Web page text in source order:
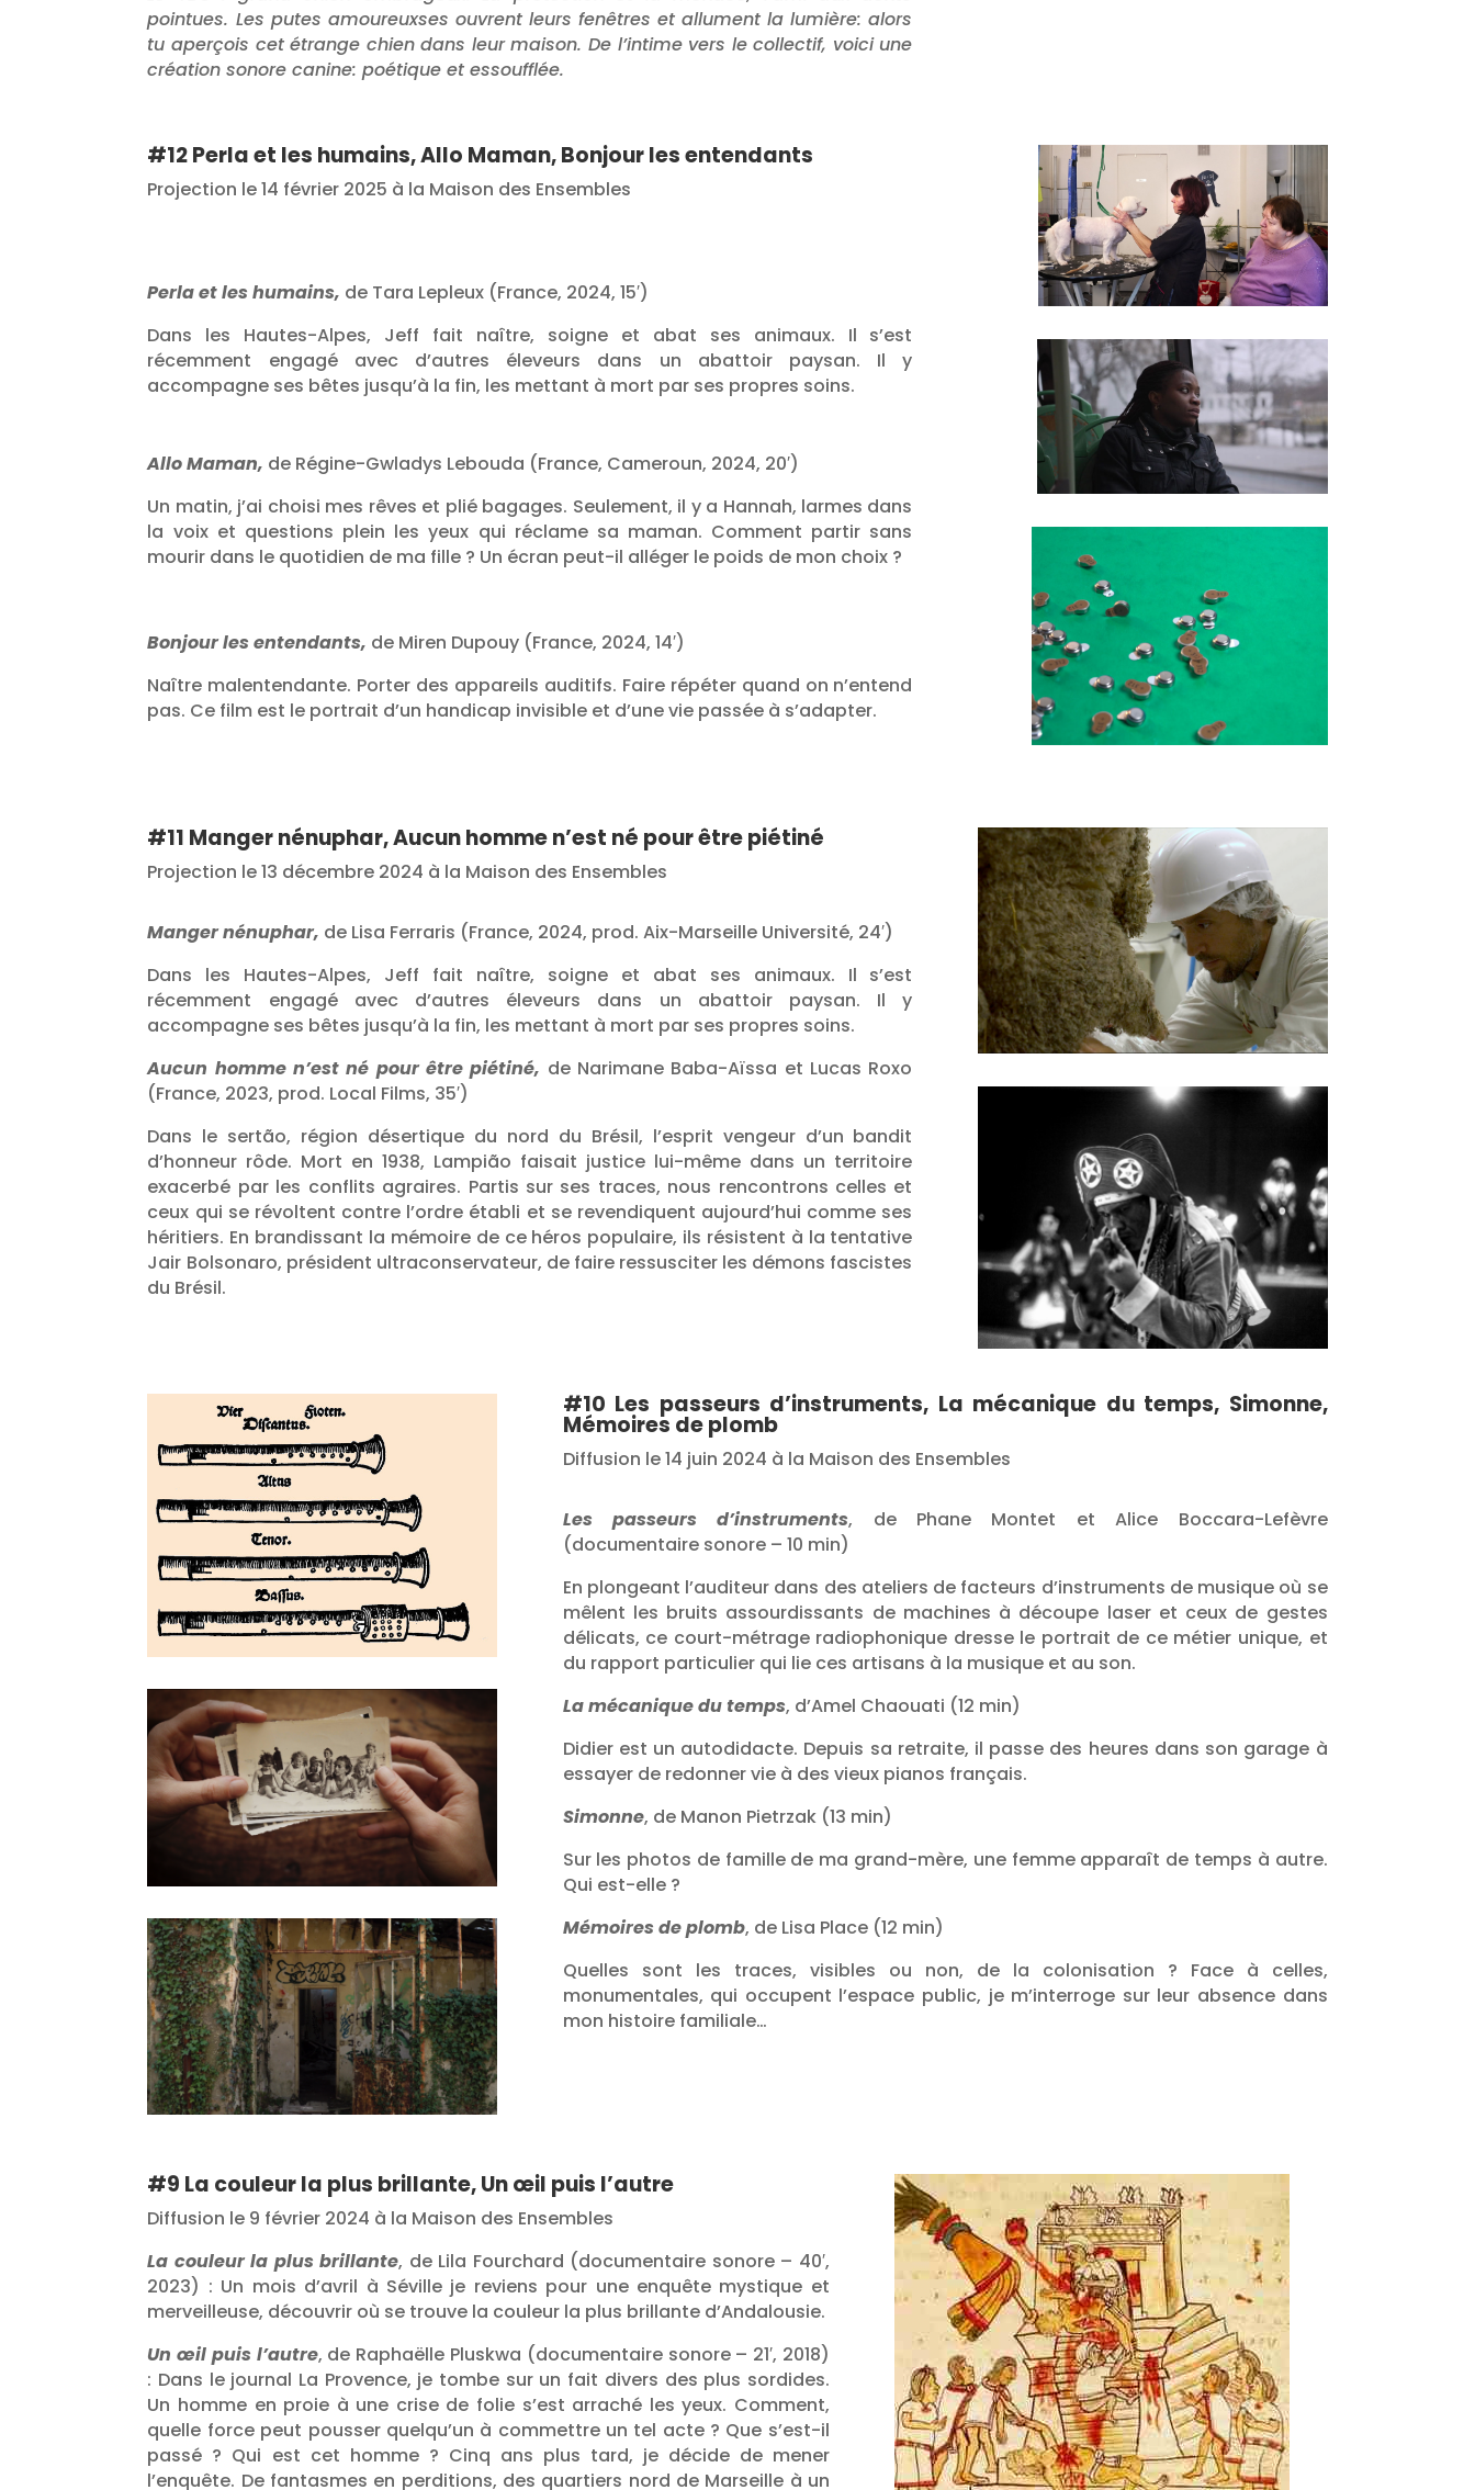
pointues. Les putes amoureuxses ouvrent leurs fenêtres et allument la lumière: alors
tu aperçois cet étrange chien dans leur maison. De l’intime vers le collectif, voici une
création sonore canine: poétique et essoufflée.
#12 Perla et les humains, Allo Maman, Bonjour les entendants
Projection le 14 février 2025 à la Maison des Ensembles
Perla et les humains, de Tara Lepleux (France, 2024, 15′)
Dans les Hautes-Alpes, Jeff fait naître, soigne et abat ses animaux. Il s’est
récemment engagé avec d’autres éleveurs dans un abattoir paysan. Il y
accompagne ses bêtes jusqu’à la fin, les mettant à mort par ses propres soins.
Allo Maman, de Régine-Gwladys Lebouda (France, Cameroun, 2024, 20′)
Un matin, j’ai choisi mes rêves et plié bagages. Seulement, il y a Hannah, larmes dans
la voix et questions plein les yeux qui réclame sa maman. Comment partir sans
mourir dans le quotidien de ma fille ? Un écran peut-il alléger le poids de mon choix ?
Bonjour les entendants, de Miren Dupouy (France, 2024, 14′)
Naître malentendante. Porter des appareils auditifs. Faire répéter quand on n’entend
pas. Ce film est le portrait d’un handicap invisible et d’une vie passée à s’adapter.
#11 Manger nénuphar, Aucun homme n’est né pour être piétiné
Projection le 13 décembre 2024 à la Maison des Ensembles
Manger nénuphar, de Lisa Ferraris (France, 2024, prod. Aix-Marseille Université, 24′)
Dans les Hautes-Alpes, Jeff fait naître, soigne et abat ses animaux. Il s’est
récemment engagé avec d’autres éleveurs dans un abattoir paysan. Il y
accompagne ses bêtes jusqu’à la fin, les mettant à mort par ses propres soins.
Aucun homme n’est né pour être piétiné, de Narimane Baba-Aïssa et Lucas Roxo
(France, 2023, prod. Local Films, 35′)
Dans le sertão, région désertique du nord du Brésil, l’esprit vengeur d’un bandit
d’honneur rôde. Mort en 1938, Lampião faisait justice lui-même dans un territoire
exacerbé par les conflits agraires. Partis sur ses traces, nous rencontrons celles et
ceux qui se révoltent contre l’ordre établi et se revendiquent aujourd’hui comme ses
héritiers. En brandissant la mémoire de ce héros populaire, ils résistent à la tentative
Jair Bolsonaro, président ultraconservateur, de faire ressusciter les démons fascistes
du Brésil.
#10 Les passeurs d’instruments, La mécanique du temps, Simonne,
Mémoires de plomb
Diffusion le 14 juin 2024 à la Maison des Ensembles
Les passeurs d’instruments, de Phane Montet et Alice Boccara-Lefèvre
(documentaire sonore – 10 min)
En plongeant l’auditeur dans des ateliers de facteurs d’instruments de musique où se
mêlent les bruits assourdissants de machines à découpe laser et ceux de gestes
délicats, ce court-métrage radiophonique dresse le portrait de ce métier unique, et
du rapport particulier qui lie ces artisans à la musique et au son.
La mécanique du temps, d’Amel Chaouati (12 min)
Didier est un autodidacte. Depuis sa retraite, il passe des heures dans son garage à
essayer de redonner vie à des vieux pianos français.
Simonne, de Manon Pietrzak (13 min)
Sur les photos de famille de ma grand-mère, une femme apparaît de temps à autre.
Qui est-elle ?
Mémoires de plomb, de Lisa Place (12 min)
Quelles sont les traces, visibles ou non, de la colonisation ? Face à celles,
monumentales, qui occupent l’espace public, je m’interroge sur leur absence dans
mon histoire familiale…
#9 La couleur la plus brillante, Un œil puis l’autre
Diffusion le 9 février 2024 à la Maison des Ensembles
La couleur la plus brillante, de Lila Fourchard (documentaire sonore – 40′,
2023) : Un mois d’avril à Séville je reviens pour une enquête mystique et
merveilleuse, découvrir où se trouve la couleur la plus brillante d’Andalousie.
Un œil puis l’autre, de Raphaëlle Pluskwa (documentaire sonore – 21′, 2018)
: Dans le journal La Provence, je tombe sur un fait divers des plus sordides.
Un homme en proie à une crise de folie s’est arraché les yeux. Comment,
quelle force peut pousser quelqu’un à commettre un tel acte ? Que s’est-il
passé ? Qui est cet homme ? Cinq ans plus tard, je décide de mener
l’enquête. De fantasmes en perditions, des quartiers nord de Marseille à un